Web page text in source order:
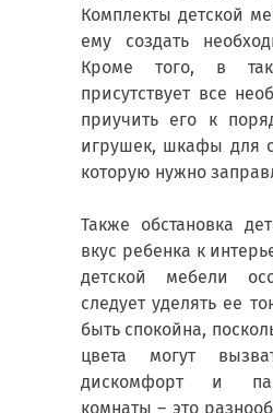
Комплекты детской
ему создать
Кроме того, в
присутствует все
приучить его к
игрушек, шкафы для
которую нужно
Также обстановка
вкус ребенка к
детской мебели
следует уделять ее
быть спокойна,
цвета могут
дискомфорт и
комнаты – это